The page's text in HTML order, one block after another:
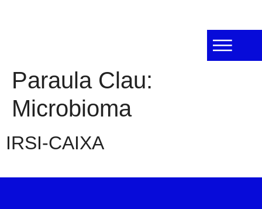
Paraula Clau:
Microbioma
IRSI-CAIXA